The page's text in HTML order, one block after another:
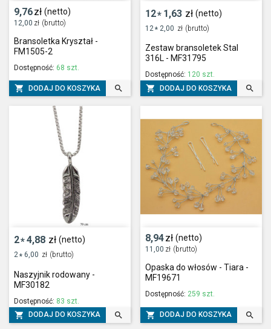
9,76zł (netto)
12,00 zł (brutto)
Bransoletka Kryształ -
FM1505-2
Dostępność: 68 szt.
 DODAJ DO KOSZYKA 
12* 1,63 zł (netto)
12 * 2,00 zł (brutto)
Zestaw bransoletek Stal
316L - MF31795
Dostępność: 120 szt.
 DODAJ DO KOSZYKA 
2*4,88 zł (netto)
2 * 6,00 zł (brutto)
Naszyjnik rodowany -
MF30182
Dostępność: 83 szt.
 DODAJ DO KOSZYKA 
8,94zł (netto)
11,00 zł (brutto)
Opaska do włosów - Tiara -
MF19671
Dostępność: 259 szt.
 DODAJ DO KOSZYKA 